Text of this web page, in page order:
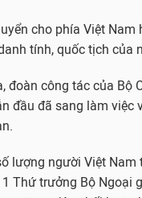
cho phía Việt
tính, quốc tịch của
đoàn công tác của Bộ
đầu đã sang làm việc
lượng người Việt
Thứ trưởng Bộ Ngoại